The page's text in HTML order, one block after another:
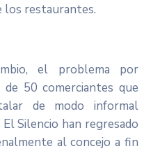
los restaurantes.
el problema por
50 comerciantes que
de modo informal
Silencio han regresado
al concejo a fin